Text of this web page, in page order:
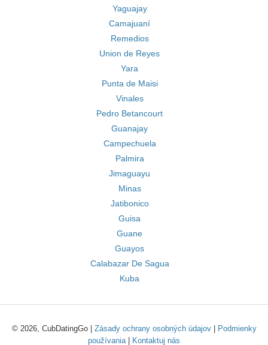
Yaguajay
Camajuaní
Remedios
Union de Reyes
Yara
Punta de Maisi
Vinales
Pedro Betancourt
Guanajay
Campechuela
Palmira
Jimaguayu
Minas
Jatibonico
Guisa
Guane
Guayos
Calabazar De Sagua
Kuba
© 2026, CubDatingGo | Zásady ochrany osobných údajov|
Podmienky
používania| Kontaktuj nás